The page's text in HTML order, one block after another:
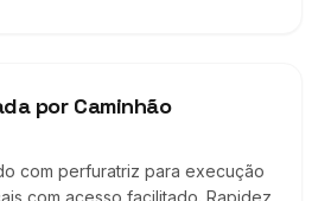
por Caminhão
com perfuratriz para execução
com acesso facilitado. Rapidez